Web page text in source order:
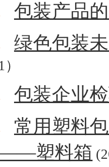
包装产品
绿色包装
）
包装企业
常用塑料
塑料箱